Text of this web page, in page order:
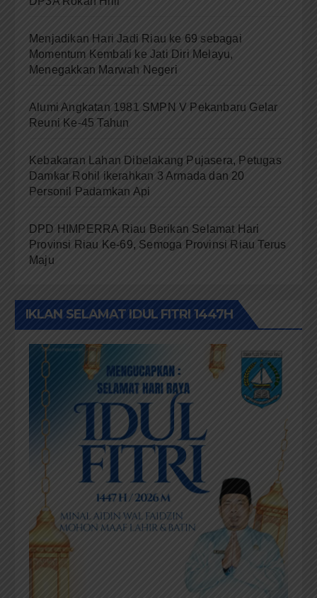
Menjadikan Hari Jadi Riau ke 69 sebagai
Momentum Kembali ke Jati Diri Melayu,
Menegakkan Marwah Negeri
Alumi Angkatan 1981 SMPN V Pekanbaru Gelar
Reuni Ke-45 Tahun
Kebakaran Lahan Dibelakang Pujasera, Petugas
Damkar Rohil ikerahkan 3 Armada dan 20
Personil Padamkan Api
DPD HIMPERRA Riau Berikan Selamat Hari
Provinsi Riau Ke-69, Semoga Provinsi Riau Terus
Maju
IKLAN SELAMAT IDUL FITRI 1447H